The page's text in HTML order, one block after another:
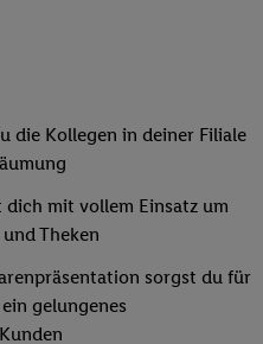
die Kollegen in deiner Filiale
mit vollem Einsatz um
Theken
sorgst du für
gelungenes